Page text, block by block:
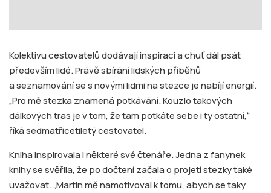
Kolektivu cestovatelů dodávají inspiraci a chuť dál psát
především lidé. Právě sbírání lidských příběhů
a seznamování se s novými lidmi na stezce je nabíjí energií.
„Pro mě stezka znamená potkávání. Kouzlo takových
dálkových tras je v tom, že tam potkáte sebe i ty ostatní,“
říká sedmatřicetiletý cestovatel.
Kniha inspirovala i některé své čtenáře. Jedna z fanynek
knihy se svěřila, že po dočtení začala o projetí stezky také
uvažovat. „Martin mě namotivoval k tomu, abych se taky